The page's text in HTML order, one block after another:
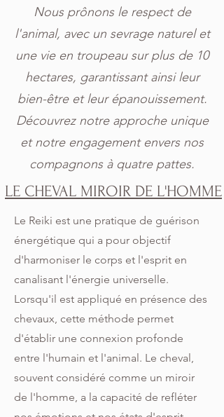
Nous prônons le respect de
l'animal, avec un sevrage naturel et
une vie en troupeau sur plus de 10
hectares, garantissant ainsi leur
bien-être et leur épanouissement.
Découvrez notre approche unique
et notre engagement envers nos
compagnons à quatre pattes.
Le Reiki est une pratique de guérison
énergétique qui a pour objectif
d'harmoniser le corps et l'esprit en
canalisant l'énergie universelle.
Lorsqu'il est appliqué en présence des
chevaux, cette méthode permet
d'établir une connexion profonde
entre l'humain et l'animal. Le cheval,
souvent considéré comme un miroir
de l'homme, a la capacité de refléter
LE CHEVAL MIROIR DE L'HOMME